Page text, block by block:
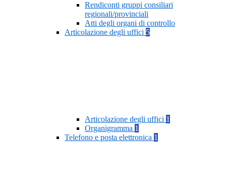
Rendiconti gruppi consiliari
regionali/provinciali
Atti degli organi di controllo
Articolazione degli uffici 5
Articolazione degli uffici 1
Organigramma 1
Telefono e posta elettronica 1